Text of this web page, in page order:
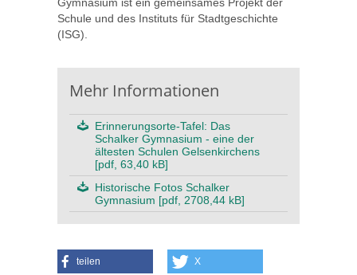
Gymnasium ist ein gemeinsames Projekt der
Schule und des Instituts für Stadtgeschichte
(ISG).
Mehr Informationen
Erinnerungsorte-Tafel: Das
Schalker Gymnasium - eine der
ältesten Schulen Gelsenkirchens
[pdf, 63,40 kB]
Historische Fotos Schalker
Gymnasium [pdf, 2708,44 kB]
teilen X